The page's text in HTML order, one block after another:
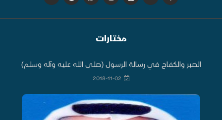
مختارات
الصبر والكفاح في رسالة الرسول (صلى الله عليه وآله وسلم)
2018-11-02